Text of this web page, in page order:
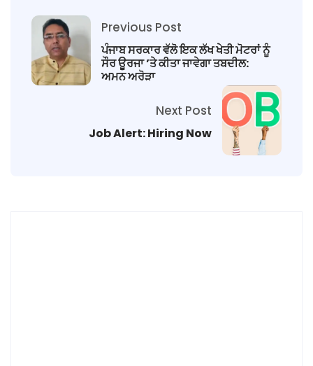
Previous Post
ਪੰਜਾਬ ਸਰਕਾਰ ਵੱਲੋ ਇਕ ਲੱਖ ਖੇਤੀ ਮੋਟਰਾਂ ਨੂੰ
ਸੌਰ ਊਰਜਾ ’ਤੇ ਕੀਤਾ ਜਾਵੇਗਾ ਤਬਦੀਲ:
ਅਮਨ ਅਰੋੜਾ
Next Post
Job Alert: Hiring Now